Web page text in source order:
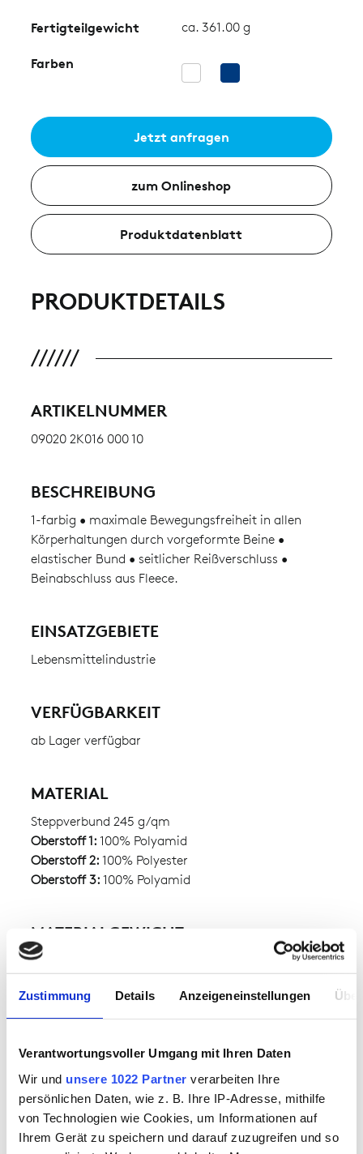
Zustimmung Details Anzeigeneinstellungen
Verantwortungsvoller Umgang mit Ihren Daten
Wir und unsere 1022 Partner verarbeiten Ihre
persönlichen Daten, wie z. B. Ihre IP-Adresse, mithilfe
von Technologien wie Cookies, um Informationen auf
Ihrem Gerät zu speichern und darauf zuzugreifen und so
Fertigteilgewicht ca. 361.00 g
Farben
Jetzt anfragen
zum Onlineshop
Produktdatenblatt
PRODUKTDETAILS
ARTIKELNUMMER
09020 2K016 000 10
BESCHREIBUNG
1-farbig • maximale Bewegungsfreiheit in allen
Körperhaltungen durch vorgeformte Beine •
elastischer Bund • seitlicher Reißverschluss •
Beinabschluss aus Fleece.
EINSATZGEBIETE
Lebensmittelindustrie
VERFÜGBARKEIT
ab Lager verfügbar
MATERIAL
Steppverbund 245 g/qm
Oberstoff 1: 100% Polyamid
Oberstoff 2: 100% Polyester
Oberstoff 3: 100% Polyamid
MATERIALGEWICHT
ca. 245.00 g
BESONDERE MERKMALE